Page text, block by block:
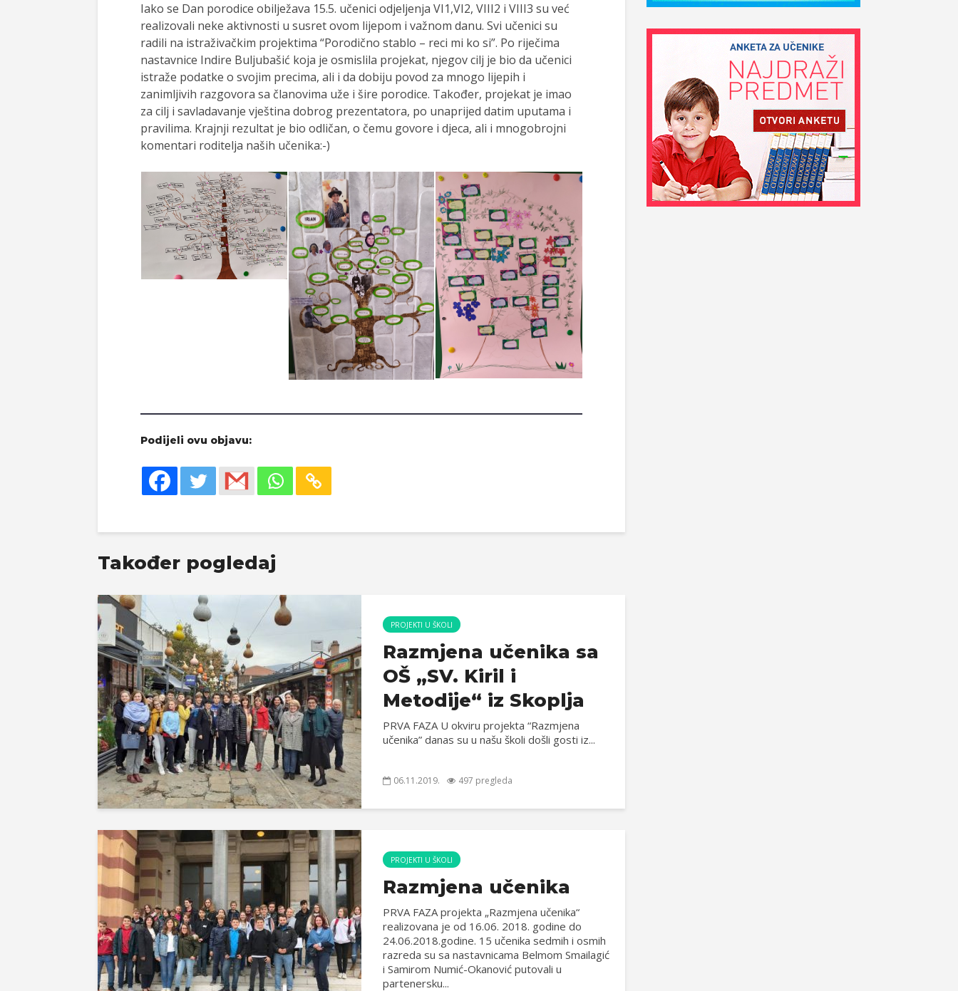
Iako se Dan porodice obilježava 15.5. učenici odjeljenja VI1,VI2, VIII2 i VIII3 su već
realizovali neke aktivnosti u susret ovom lijepom i važnom danu. Svi učenici su
radili na istraživačkim projektima “Porodično stablo – reci mi ko si”. Po riječima
nastavnice Indire Buljubašić koja je osmislila projekat, njegov cilj je bio da učenici
istraže podatke o svojim precima, ali i da dobiju povod za mnogo lijepih i
zanimljivih razgovora sa članovima uže i šire porodice. Također, projekat je imao
za cilj i savladavanje vještina dobrog prezentatora, po unaprijed datim uputama i
pravilima. Krajnji rezultat je bio odličan, o čemu govore i djeca, ali i mnogobrojni
komentari roditelja naših učenika:-)
Podijeli ovu objavu:
Također pogledaj
PROJEKTI U ŠKOLI
Razmjena učenika sa
OŠ „SV. Kiril i
Metodije“ iz Skoplja
PRVA FAZA U okviru projekta “Razmjena
učenika” danas su u našu školi došli gosti iz...
06.11.2019. 497 pregleda
PROJEKTI U ŠKOLI
Razmjena učenika
PRVA FAZA projekta „Razmjena učenika“
realizovana je od 16.06. 2018. godine do
24.06.2018.godine. 15 učenika sedmih i osmih
razreda su sa nastavnicama Belmom Smailagić
i Samirom Numić-Okanović putovali u
partenersku...